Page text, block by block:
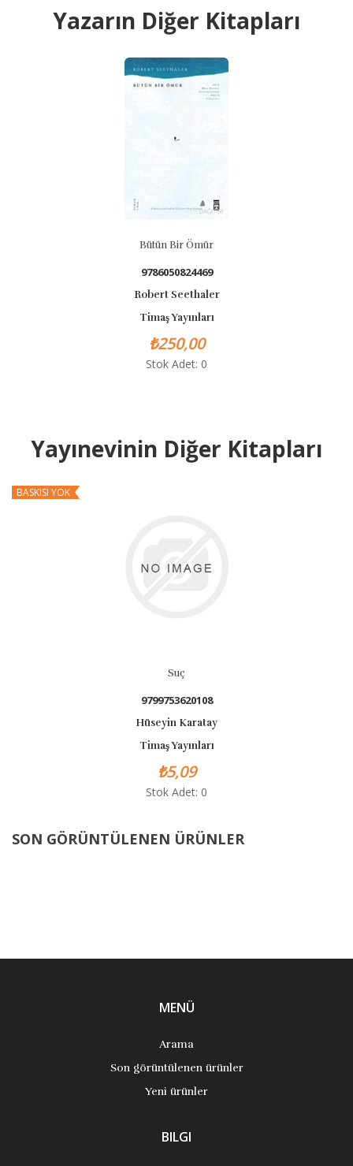
Yazarın Diğer Kitapları
Yayınevinin Diğer Kitapları
9799753620108
Hüseyin Karatay
Timaş Yayınları
SON GÖRÜNTÜLENEN ÜRÜNLER
MENÜ
Arama
Son görüntülenen ürünler
Yeni ürünler
BILGI